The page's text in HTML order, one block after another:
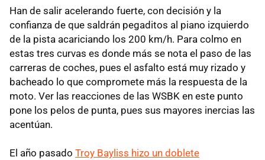
Han de salir acelerando fuerte, con decisión y la
confianza de que saldrán pegaditos al piano izquierdo
de la pista acariciando los 200 km/h. Para colmo en
estas tres curvas es donde más se nota el paso de las
carreras de coches, pues el asfalto está muy rizado y
bacheado lo que compromete más la respuesta de la
moto. Ver las reacciones de las WSBK en este punto
pone los pelos de punta, pues sus mayores inercias las
acentúan.
El año pasado Troy Bayliss hizo un doblete